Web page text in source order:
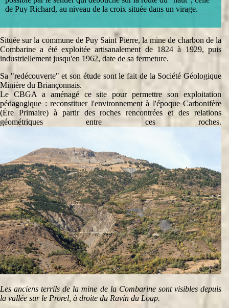
de Puy Richard, au niveau de la croix située dans un virage.
Située sur la commune de Puy Saint Pierre, la mine de charbon de la
Combarine a été exploitée artisanalement de 1824 à 1929, puis
industriellement jusqu'en 1962, date de sa fermeture.
Sa "redécouverte" et son étude sont le fait de la Société Géologique
Minière du Briançonnais.
Le CBGA a aménagé ce site pour permettre son exploitation
pédagogique : reconstituer l'environnement à l'époque Carbonifère
(Ère Primaire) à partir des roches rencontrées et des relations
géométriques entre ces roches.
Les anciens terrils de la mine de la Combarine sont visibles depuis
la vallée sur le Prorel, à droite du Ravin du Loup.